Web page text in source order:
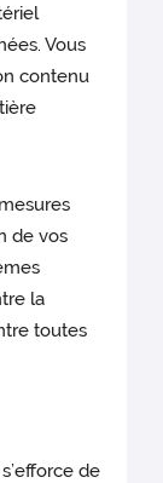
Vous
contenu
de vos
la
toutes
de